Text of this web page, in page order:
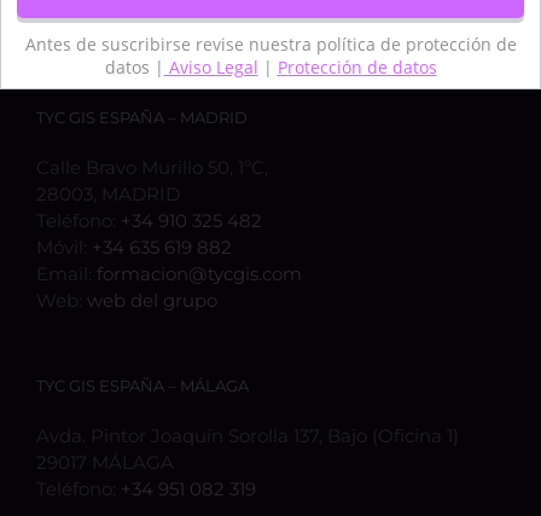
TYC GIS ESPAÑA – MADRID
Calle Bravo Murillo 50, 1ºC,
28003, MADRID
Teléfono: +34 910 325 482
Móvil: +34 635 619 882
Email: formacion@tycgis.com
Web: web del grupo
TYC GIS ESPAÑA – MÁLAGA
Avda. Pintor Joaquín Sorolla 137, Bajo (Oficina 1)
29017 MÁLAGA
Teléfono: +34 951 082 319
Antes de suscribirse revise nuestra política de protección de
datos | Aviso Legal | Protección de datos